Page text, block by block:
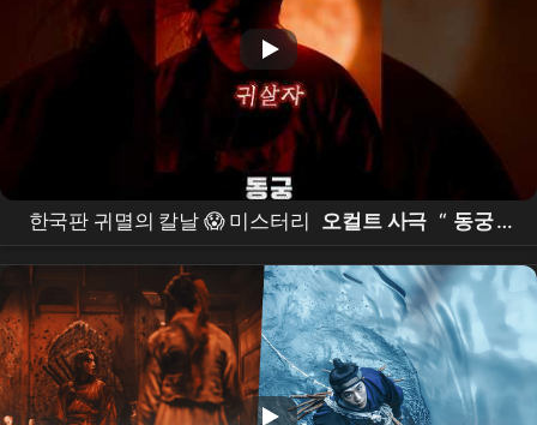
한국판 귀멸의 칼날 😱 미스터리 오컬트 사극 “ 동궁 ”
떴다!! # 동궁 #theeastpalace #netflixkr # 남주혁 #
노윤서